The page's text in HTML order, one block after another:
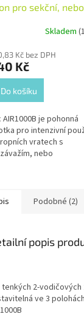
pro sekční, nebo
Skladem
Kč bez DPH
Kč
Do košíku
je pohonná
pro intenzivní
vratech s
nebo
LCU50DC sPodobné (2)
popis
tenkých 2-
ve 3